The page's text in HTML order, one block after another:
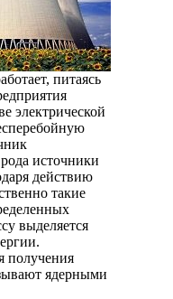
питаясь
электрической
источники
действию
такие
выделяется
получения
ядерными